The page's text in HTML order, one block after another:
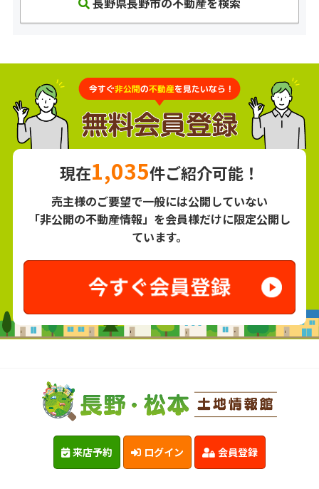
現在1,035件ご紹介可能！
売主様のご要望で一般には公開していない
「非公開の不動産情報」を会員様だけに限定公開し
ています。
来店予約 ログイン 会員登録